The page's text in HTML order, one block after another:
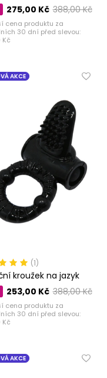
388,00 Kč
275,00 Kč
cena produktu za
30 dní před slevou:
Kč
AKCE
(1)
kroužek na jazyk
388,00 Kč
253,00 Kč
cena produktu za
30 dní před slevou:
Kč
AKCE